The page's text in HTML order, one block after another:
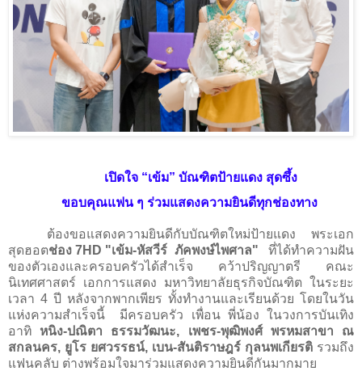
เปิดใจ “เข้ม” บัณฑิตป้ายแดง สุดซึ้ง
ขอบคุณแฟน ๆ ร่วมแสดงความยินดีทุกช่องทาง
ต้องขอแสดงความยินดีกับบัณฑิตใหม่ป้ายแดง พระเอก
สุดฮอตช่อง7HD "เข้ม-หัสวีร์ ภัคพงษ์ไพศาล"
ที่ได้ทำความฝัน
ของตัวเองและครอบครัวได้สำเร็จ คว้าปริญญาตรี คณะ
นิเทศศาสตร์ เอกการแสดง มหาวิทยาลัยธุรกิจบัณฑิต ในระยะ
เวลา 4 ปี หลังจากพากเพียร ทั้งทำงานและเรียนด้วย โดยในวัน
แห่งความสำเร็จนี้
มีครอบครัว เพื่อน พี่น้อง ในวงการบันเทิง
อาทิ หนิง-ปณิตา ธรรมวัฒนะ, เพชร-พุฒิพงศ์ พรหมสาขา ณ
สกลนคร, ยูโร ยศวรรธน์, เบน-สันติราษฎร์ กุลนพเกียรติ รวมถึง
แฟนคลับ ต่างพร้อมใจมาร่วมแสดงความยินดีกันมากมาย